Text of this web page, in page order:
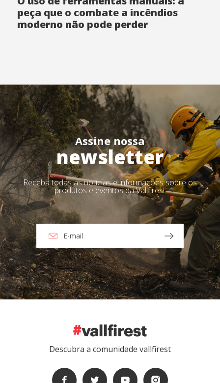
peça que o combate a incêndios
moderno não pode perder
Assine nossa
newsletter
Receba todas as notícias e informações sobre os
produtos e eventos da Vallfirest
Descubra a comunidade vallfirest